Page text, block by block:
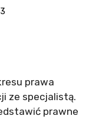
prawa
ze specjalistą.
prawne